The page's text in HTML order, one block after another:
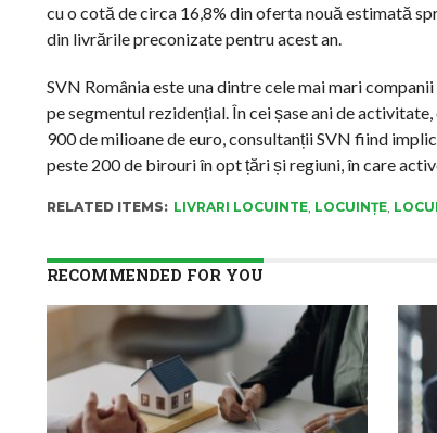
cu o cotă de circa 16,8% din oferta nouă estimată
din livrările preconizate pentru acest an.
SVN România este una dintre cele mai mari
pe segmentul rezidențial. În cei șase ani de
900 de milioane de euro, consultanții SVN fiind
peste 200 de birouri în opt țări și regiuni, în care
RELATED ITEMS: LIVRARI LOCUINTE, LOCUINȚE,
RECOMMENDED FOR YOU